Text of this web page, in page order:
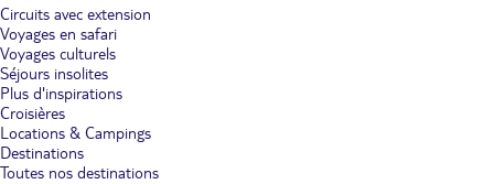
Circuits avec extension
Voyages en safari
Voyages culturels
Séjours insolites
Plus d'inspirations
Croisières
Locations & Campings
Destinations
Toutes nos destinations